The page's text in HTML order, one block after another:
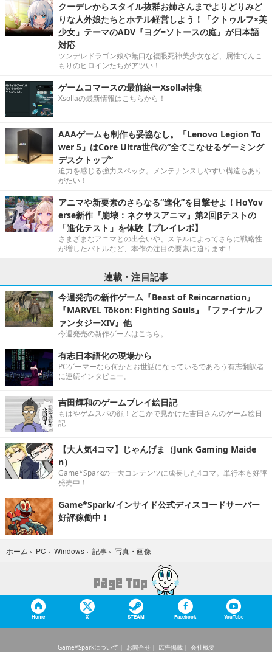
クーデレからスタイル抜群お姉さんまでよりどりみど
りな人外娘たちとホテル経営しよう！「クトゥルフ×美
少女」テーマのADV『ヨグ=ソトースの庭』が日本語
対応
ツンデレドラゴン娘や無口な複眼死神美少女など、属性てんこ
もりのヒロインたちがアツい！
ゲームコマースの最前線ーXsolla特集
Xsollaの最新情報はこちらから！
AAAゲームも制作も妥協なし。「Lenovo Legion To
wer 5」はCore Ultra世代の“全てこなせるゲーミング
デスクトップ”
迫力を感じる強力スペック。メンテナンスしやすい構造もあり
がたい！
アニマや新要素のさらなる“進化”を目撃せよ！HoYov
erse新作『崩壊：ネクサスアニマ』第2回βテストの
「進化テスト」を体験【プレイレポ】
さまざまなアニマとの出会いや、スキルによってさらに戦略性
が増したバトルなど、本作の注目の要素に迫ります！
連載・注目記事
今週発売の新作ゲーム『Beast of Reincarnation』
『MARVEL Tōkon: Fighting Souls』『ファイナルフ
ァンタジーXIV』他
今週発売の新作ゲームはこちら。
有志日本語化の現場から
PCゲーマーなら何かとお世話になっているであろう有志翻訳者
に連続インタビュー。
吉田輝和のゲームプレイ絵日記
もはやゲムスパの顔！どこかで見かけた吉田さんのゲーム絵日
記
【大人気4コマ】じゃんげま（Junk Gaming Maide
n）
Game*Sparkの一大コンテンツに成長した4コマ。単行本も好評
発売中！
Game*Spark/インサイド公式ディスコードサーバー
好評稼働中！
ホーム › PC › Windows › 記事 › 写真・画像
Home X STEAM Facebook YouTube
Game*Sparkについて お問合せ 広告掲載 会社概要